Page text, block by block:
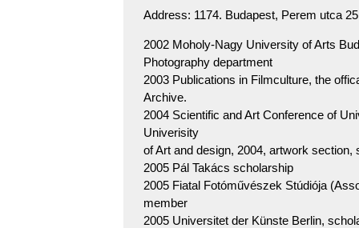
Address: 1174. Budapest, Perem utca
2002 Moholy-Nagy University of Arts
Photography department
2003 Publications in Filmculture, the
Archive.
2004 Scientific and Art Conference of
Univerisity
of Art and design, 2004, artwork section,
2005 Pál Takács scholarship
2005 Fiatal Fotóművészek Stúdiója
member
2005 Universitet der Künste Berlin,